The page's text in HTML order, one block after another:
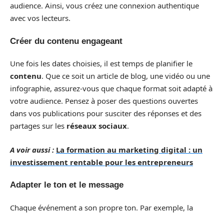
audience. Ainsi, vous créez une connexion authentique
avec vos lecteurs.
Créer du contenu engageant
Une fois les dates choisies, il est temps de planifier le
contenu. Que ce soit un article de blog, une vidéo ou une
infographie, assurez-vous que chaque format soit adapté à
votre audience. Pensez à poser des questions ouvertes
dans vos publications pour susciter des réponses et des
partages sur les réseaux sociaux.
A voir aussi : La formation au marketing digital : un
investissement rentable pour les entrepreneurs
Adapter le ton et le message
Chaque événement a son propre ton. Par exemple, la